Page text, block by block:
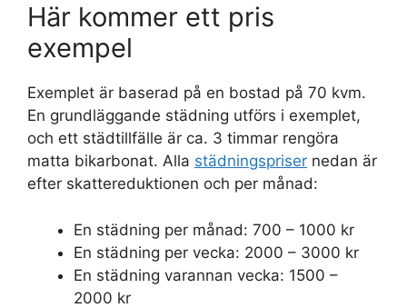
Här kommer ett pris
exempel
Exemplet är baserad på en bostad på 70 kvm.
En grundläggande städning utförs i exemplet,
och ett städtillfälle är ca. 3 timmar rengöra
matta bikarbonat. Alla städningspriser nedan är
efter skattereduktionen och per månad:
En städning per månad: 700 – 1000 kr
En städning per vecka: 2000 – 3000 kr
En städning varannan vecka: 1500 –
2000 kr